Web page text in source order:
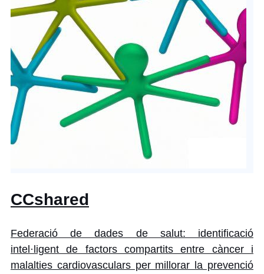
CCshared
Federació de dades de salut: identificació
intel·ligent de factors compartits entre càncer i
malalties cardiovasculars per millorar la prevenció